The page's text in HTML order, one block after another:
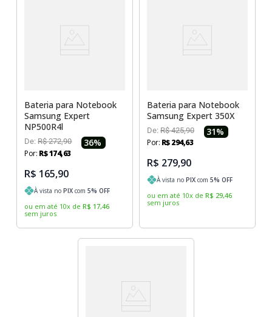
Bateria para Notebook
Samsung Expert
NP500R4l
De:R$ 272,90 36%
Por: R$174,63
R$ 165,90
À vista noPIX com5% OFF
ou em até 10x de R$ 17,46
sem juros
Bateria para Notebook
Samsung Expert 350X
De: R$ 425,90 31%
Por: R$294,63
R$ 279,90
À vista no PIX com 5% OFF
ou em até 10x de R$ 29,46
sem juros